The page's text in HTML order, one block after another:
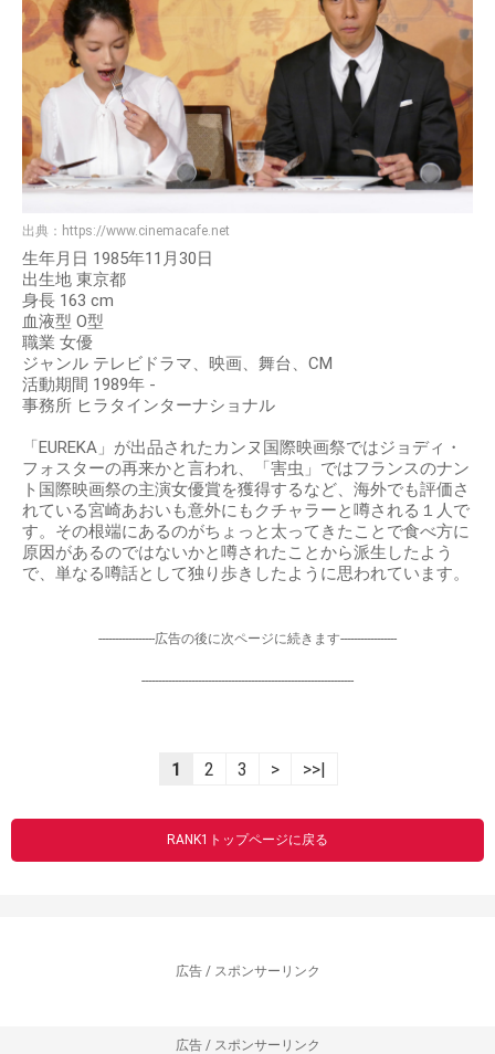
出典： https://www.cinemacafe.net
生年月日 1985年11月30日
出生地 東京都
身長 163 cm
血液型 O型
職業 女優
ジャンル テレビドラマ、映画、舞台、CM
活動期間 1989年 -
事務所 ヒラタインターナショナル
「EUREKA」が出品されたカンヌ国際映画祭ではジョディ・
フォスターの再来かと言われ、「害虫」ではフランスのナン
ト国際映画祭の主演女優賞を獲得するなど、海外でも評価さ
れている宮崎あおいも意外にもクチャラーと噂される１人で
す。その根端にあるのがちょっと太ってきたことで食べ方に
原因があるのではないかと噂されたことから派生したよう
で、単なる噂話として独り歩きしたように思われています。
-----------------広告の後に次ページに続きます-----------------
----------------------------------------------------------------
1 2 3 > >>|
RANK1トップページに戻る
広告 / スポンサーリンク
広告 / スポンサーリンク